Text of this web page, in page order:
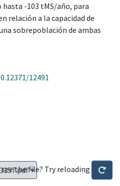
-103 tMS/año, para
relación a la capacidad de
sobrepoblación de ambas
12491
the file? Try reloading